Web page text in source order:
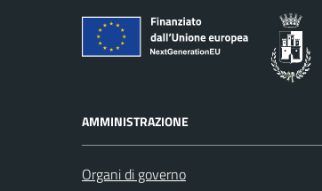
AMMINISTRAZIONE
Organi di governo